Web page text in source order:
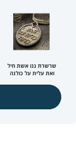
שרשרת ננו אשת חיל
ואת עלית על כולנה